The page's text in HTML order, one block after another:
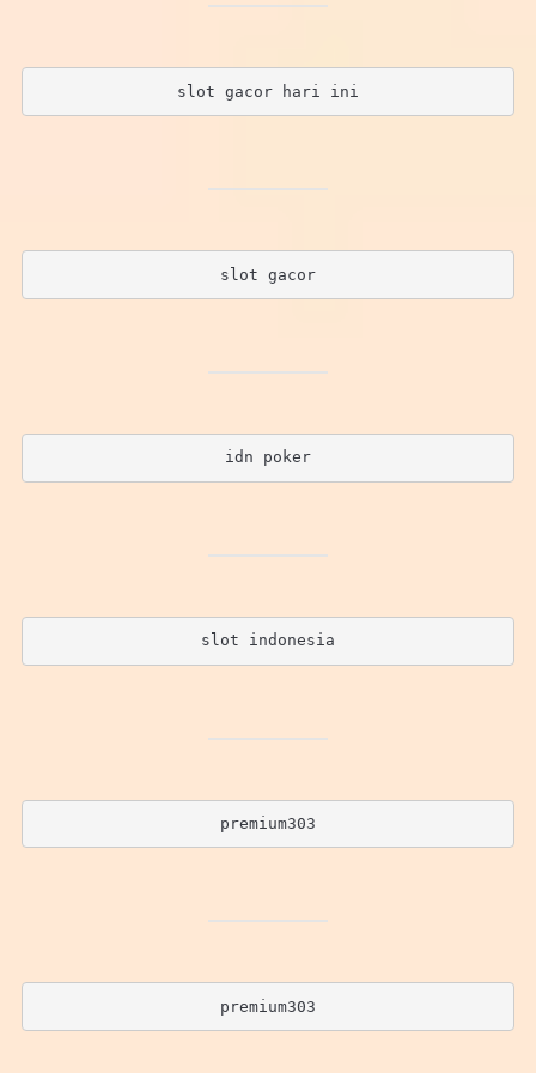
slot gacor hari ini
slot gacor
idn poker
slot indonesia
premium303
premium303